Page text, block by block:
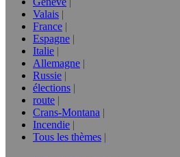
Valais
France
Espagne
Italie
Allemagne
Russie
élections
route
Crans-Montana
Incendie
Tous les thèmes